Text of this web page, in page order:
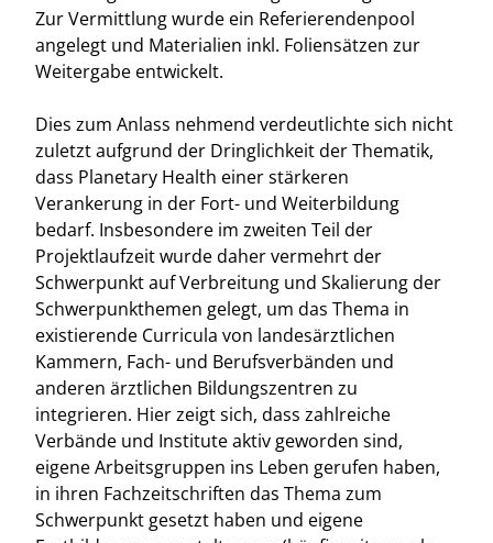
Zur Vermittlung wurde ein Referierendenpool
angelegt und Materialien inkl. Foliensätzen zur
Weitergabe entwickelt.
Dies zum Anlass nehmend verdeutlichte sich nicht
zuletzt aufgrund der Dringlichkeit der Thematik,
dass Planetary Health einer stärkeren
Verankerung in der Fort- und Weiterbildung
bedarf. Insbesondere im zweiten Teil der
Projektlaufzeit wurde daher vermehrt der
Schwerpunkt auf Verbreitung und Skalierung der
Schwerpunkthemen gelegt, um das Thema in
existierende Curricula von landesärztlichen
Kammern, Fach- und Berufsverbänden und
anderen ärztlichen Bildungszentren zu
integrieren. Hier zeigt sich, dass zahlreiche
Verbände und Institute aktiv geworden sind,
eigene Arbeitsgruppen ins Leben gerufen haben,
in ihren Fachzeitschriften das Thema zum
Schwerpunkt gesetzt haben und eigene